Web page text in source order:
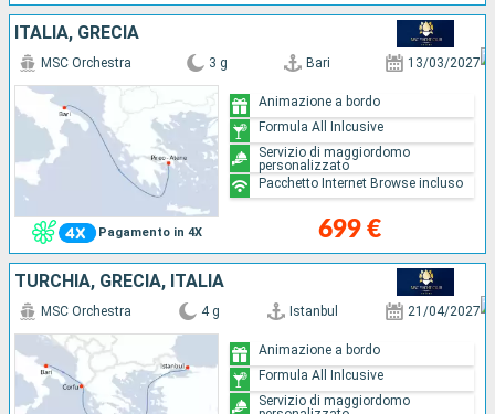
ITALIA, GRECIA
Pagamento in 4X
MSC Orchestra 3 g Bari 13/03/2027
699 €
Animazione a bordo
Formula All Inlcusive
Servizio di maggiordomo
personalizzato
Pacchetto Internet Browse incluso
TURCHIA, GRECIA, ITALIA
MSC Orchestra 4 g Istanbul 21/04/2027
Animazione a bordo
Formula All Inlcusive
Servizio di maggiordomo